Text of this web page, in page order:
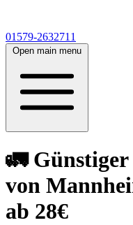
01579-2632711
Open main menu
🚛
von
ab 28€